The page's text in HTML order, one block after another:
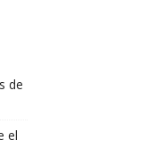
de
el